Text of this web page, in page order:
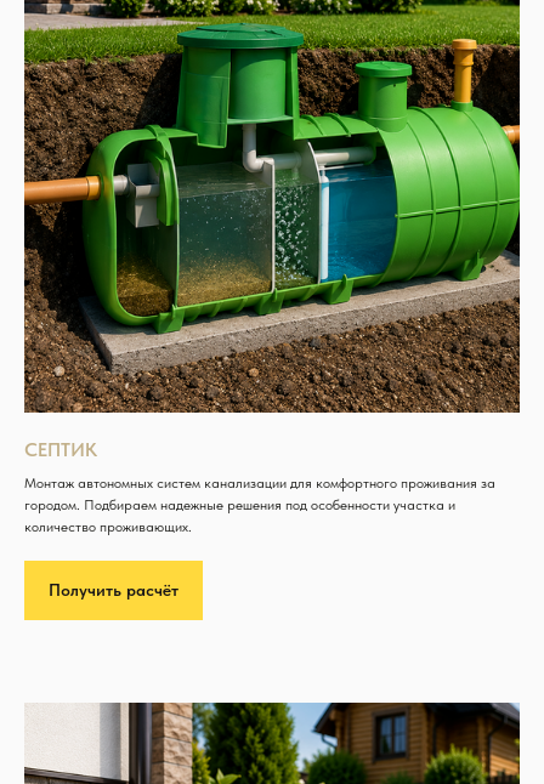
СЕПТИК
Монтаж автономных систем канализации для комфортного проживания за
городом. Подбираем надежные решения под особенности участка и
количество проживающих.
Получить расчёт